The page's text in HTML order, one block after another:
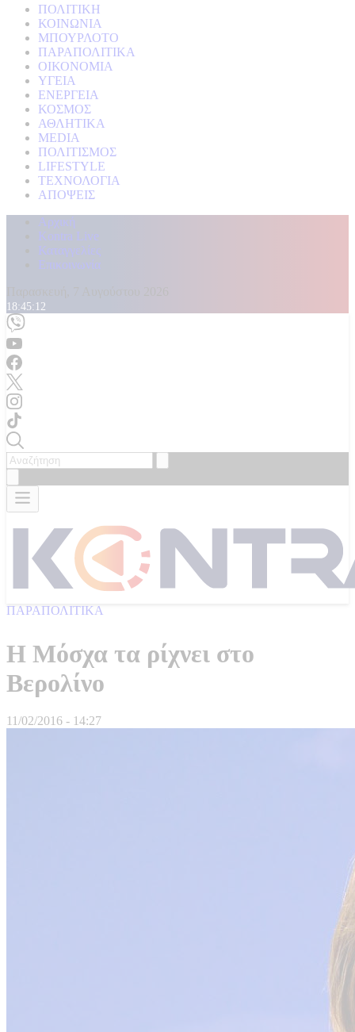
ΠΟΛΙΤΙΚΗ
ΚΟΙΝΩΝΙΑ
ΜΠΟΥΡΛΟΤΟ
ΠΑΡΑΠΟΛΙΤΙΚΑ
ΟΙΚΟΝΟΜΙΑ
ΥΓΕΙΑ
ΕΝΕΡΓΕΙΑ
ΚΟΣΜΟΣ
ΑΘΛΗΤΙΚΑ
MEDIA
ΠΟΛΙΤΙΣΜΟΣ
LIFESTYLE
ΤΕΧΝΟΛΟΓΙΑ
ΑΠΟΨΕΙΣ
Αρχική
Kontra Live
Καταγγελίες
Επικοινωνία
18:45:13
ΠΑΡΑΠΟΛΙΤΙΚΑ
Η Μόσχα τα ρίχνει στο
Βερολίνο
11/02/2016 - 14:27